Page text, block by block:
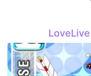
LoveLive